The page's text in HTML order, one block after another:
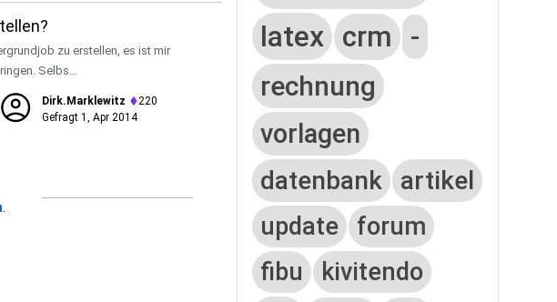
zu erstellen, es ist mir
Selbs...
Dirk.marklewitz
220
Gefragt 1, Apr 2014
latex crm
-
rechnung
vorlagen
datenbank artikel
update
forum
fibu
kivitendo